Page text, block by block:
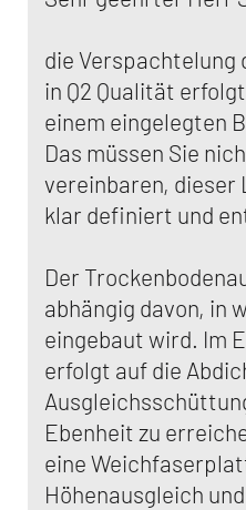
die Verspachtelung
in Q2 Qualität
einem eingelegten
Das müssen Sie
vereinbaren,
klar definiert und
Der
abhängig davon, in
eingebaut wird. Im
erfolgt auf die
Ebenheit zu
eine
Höhenausgleich